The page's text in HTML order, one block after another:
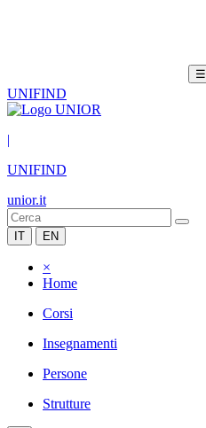
☰
UNIFIND
|
UNIFIND
unior.it
IT EN
×
Home
Corsi
Insegnamenti
Persone
Strutture